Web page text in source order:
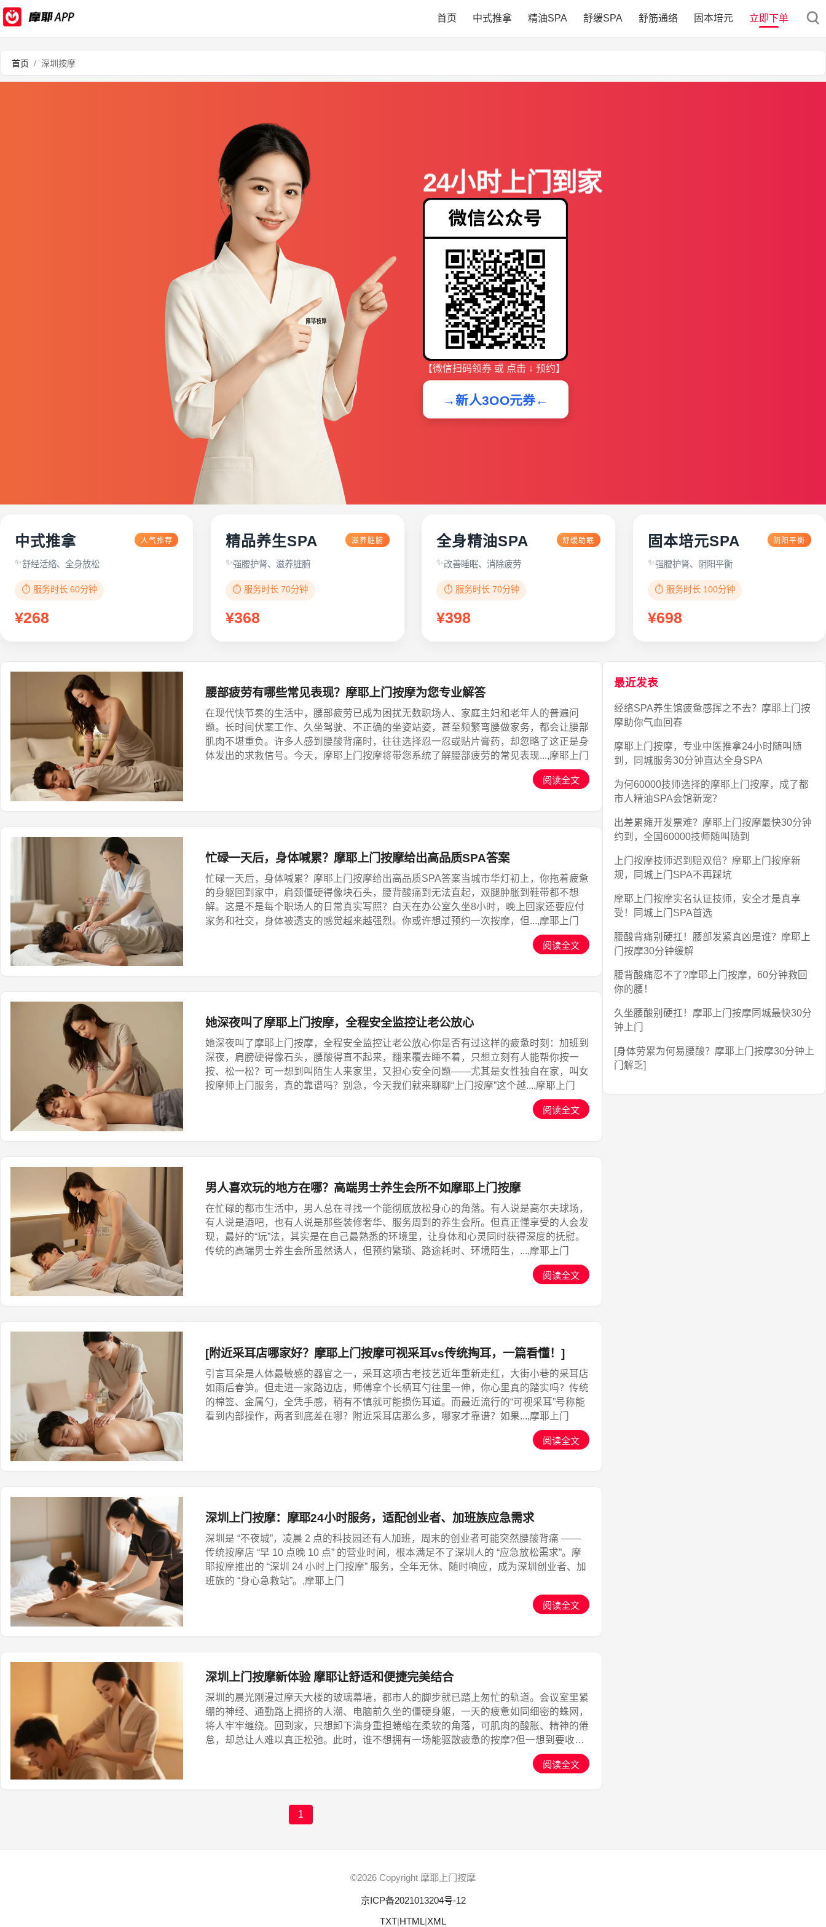
首页 中式推拿 精油SPA 舒缓SPA 舒筋通络 固本培元 立即下单
首页 / 深圳按摩
24小时上门到家
【微信扫码领券 或 点击 ↓ 预约】
→新人3OO元券←
中式推拿 人气推荐
舒经活络、全身放松
⏱️ 服务时长 60分钟
¥268
精品养生SPA 滋养脏腑
强腰护肾、滋养脏腑
⏱️ 服务时长 70分钟
¥368
全身精油SPA 舒缓助眠
改善睡眠、消除疲劳
⏱️ 服务时长 70分钟
¥398
固本培元SPA 阴阳平衡
强腰护肾、阴阳平衡
⏱️ 服务时长 100分钟
¥698
腰部疲劳有哪些常见表现？摩耶上门按摩为您专业解答
在现代快节奏的生活中，腰部疲劳已成为困扰无数职场人、家庭主妇和老年人的普遍问
题。长时间伏案工作、久坐驾驶、不正确的坐姿站姿，甚至频繁弯腰做家务，都会让腰部
肌肉不堪重负。许多人感到腰酸背痛时，往往选择忍一忍或贴片膏药，却忽略了这正是身
体发出的求救信号。今天，摩耶上门按摩将带您系统了解腰部疲劳的常见表现...,摩耶上门
阅读全文
忙碌一天后，身体喊累？摩耶上门按摩给出高品质SPA答案
忙碌一天后，身体喊累？摩耶上门按摩给出高品质SPA答案当城市华灯初上，你拖着疲惫
的身躯回到家中，肩颈僵硬得像块石头，腰背酸痛到无法直起，双腿肿胀到鞋带都不想
解。这是不是每个职场人的日常真实写照？白天在办公室久坐8小时，晚上回家还要应付
家务和社交，身体被透支的感觉越来越强烈。你或许想过预约一次按摩，但...,摩耶上门
阅读全文
她深夜叫了摩耶上门按摩，全程安全监控让老公放心
她深夜叫了摩耶上门按摩，全程安全监控让老公放心你是否有过这样的疲惫时刻：加班到
深夜，肩膀硬得像石头，腰酸得直不起来，翻来覆去睡不着，只想立刻有人能帮你按一
按、松一松？可一想到叫陌生人来家里，又担心安全问题——尤其是女性独自在家，叫女
按摩师上门服务，真的靠谱吗？别急，今天我们就来聊聊“上门按摩”这个越...,摩耶上门
阅读全文
男人喜欢玩的地方在哪？高端男士养生会所不如摩耶上门按摩
在忙碌的都市生活中，男人总在寻找一个能彻底放松身心的角落。有人说是高尔夫球场，
有人说是酒吧，也有人说是那些装修奢华、服务周到的养生会所。但真正懂享受的人会发
现，最好的“玩”法，其实是在自己最熟悉的环境里，让身体和心灵同时获得深度的抚慰。
传统的高端男士养生会所虽然诱人，但预约繁琐、路途耗时、环境陌生，...,摩耶上门
阅读全文
[附近采耳店哪家好？摩耶上门按摩可视采耳vs传统掏耳，一篇看懂！]
引言耳朵是人体最敏感的器官之一，采耳这项古老技艺近年重新走红，大街小巷的采耳店
如雨后春笋。但走进一家路边店，师傅拿个长柄耳勺往里一伸，你心里真的踏实吗？传统
的棉签、金属勺，全凭手感，稍有不慎就可能损伤耳道。而最近流行的“可视采耳”号称能
看到内部操作，两者到底差在哪？附近采耳店那么多，哪家才靠谱？如果...,摩耶上门
阅读全文
深圳上门按摩：摩耶24小时服务，适配创业者、加班族应急需求
深圳是 “不夜城”，凌晨 2 点的科技园还有人加班，周末的创业者可能突然腰酸背痛 ——
传统按摩店 “早 10 点晚 10 点” 的营业时间，根本满足不了深圳人的 “应急放松需求”。摩
耶按摩推出的 “深圳 24 小时上门按摩” 服务，全年无休、随时响应，成为深圳创业者、加
班族的 “身心急救站”。,摩耶上门
阅读全文
深圳上门按摩新体验 摩耶让舒适和便捷完美结合
深圳的晨光刚漫过摩天大楼的玻璃幕墙，都市人的脚步就已踏上匆忙的轨道。会议室里紧
绷的神经、通勤路上拥挤的人潮、电脑前久坐的僵硬身躯，一天的疲惫如同细密的蛛网，
将人牢牢缠绕。回到家，只想卸下满身重担蜷缩在柔软的角落，可肌肉的酸胀、精神的倦
怠，却总让人难以真正松弛。此时，谁不想拥有一场能驱散疲惫的按摩?但一想到要收拾
出门、换乘地铁、在陌生的 SPA 馆等待，那份期待便瞬间消散大半。,摩耶上门
阅读全文
1
最近发表
经络SPA养生馆疲惫感挥之不去？摩耶上门按
摩助你气血回春
摩耶上门按摩，专业中医推拿24小时随叫随
到，同城服务30分钟直达全身SPA
为何60000技师选择的摩耶上门按摩，成了都
市人精油SPA会馆新宠？
出差累瘫开发票难？摩耶上门按摩最快30分钟
约到，全国60000技师随叫随到
上门按摩技师迟到赔双倍？摩耶上门按摩新
规，同城上门SPA不再踩坑
摩耶上门按摩实名认证技师，安全才是真享
受！同城上门SPA首选
腰酸背痛别硬扛！腰部发紧真凶是谁？摩耶上
门按摩30分钟缓解
腰背酸痛忍不了?摩耶上门按摩，60分钟救回
你的腰！
久坐腰酸别硬扛！摩耶上门按摩同城最快30分
钟上门
[身体劳累为何易腰酸？摩耶上门按摩30分钟上
门解乏]
©2026 Copyright 摩耶上门按摩
京ICP备2021013204号-12
TXT|HTML|XML